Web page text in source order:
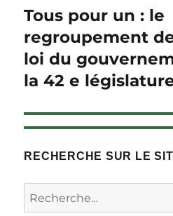
Article
Suivant :
Tous pour un : le
regroupement
loi du
la 42 e
RECHERCHE SUR LE
Rechercher :